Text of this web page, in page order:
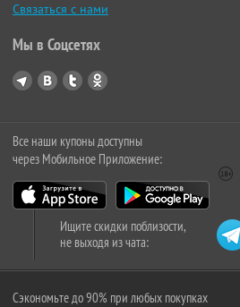
Связаться с нами
Мы в Соцсетях
Все наши купоны доступны
через Мобильное Приложение:
Ищите скидки поблизости,
не выходя из чата:
Сэкономьте до 90% при любых покупках